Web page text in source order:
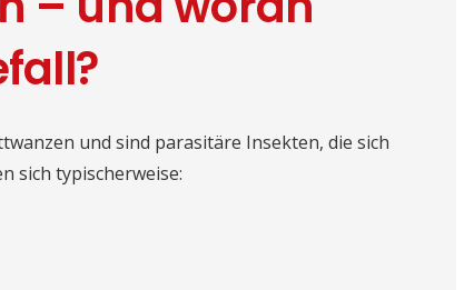
und sind parasitäre Insekten, die sich
sich typischerweise: